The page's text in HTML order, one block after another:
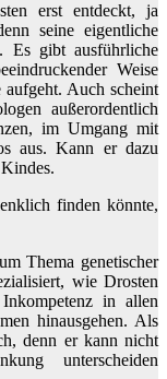
erst entdeckt, ja
seine eigentliche
Es gibt ausführliche
Weise
Auch scheint
außerordentlich
im Umgang mit
aus. Kann er dazu
finden könnte,
Thema genetischer
wie Drosten
in allen
hinausgehen. Als
denn er kann nicht
unterscheiden